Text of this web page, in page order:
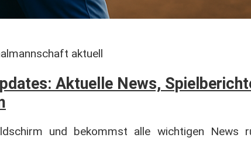
aktuell
Aktuelle News,
und bekommst alle wichtigen News